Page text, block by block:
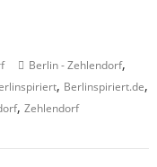
Berlin - Zehlendorf,
, Berlinspiriert.de,
,Zehlendorf